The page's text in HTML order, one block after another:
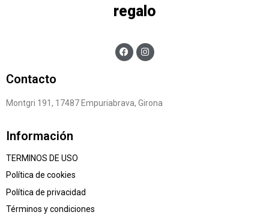
regalo
Contacto
Montgri 191, 17487 Empuriabrava, Girona
Información
TERMINOS DE USO
Política de cookies
Política de privacidad
Términos y condiciones